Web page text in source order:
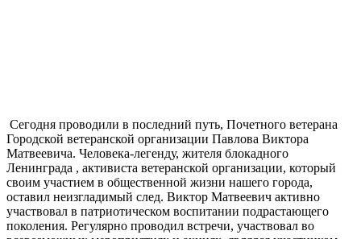
Сегодня проводили в последний путь, Почетного ветерана
Городской ветеранской организации Павлова Виктора
Матвеевича. Человека-легенду, жителя блокадного
Ленинграда , активиста ветеранской организации, который
своим участием в общественной жизни нашего города,
оставил неизгладимый след. Виктор Матвеевич активно
участвовал в патриотическом воспитании подрастающего
поколения. Регулярно проводил встречи, участвовал во